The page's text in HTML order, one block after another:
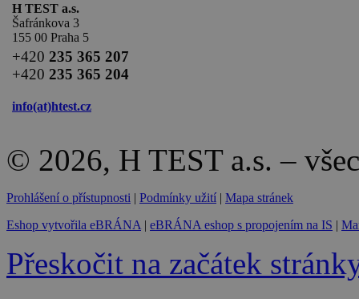
H TEST a.s.
Šafránkova 3
155 00 Praha 5
+420 235 365 207
+420 235 365 204
info(at)htest.cz
© 2026, H TEST a.s. –
Prohlášení o přístupnosti | Podmínky užití | Mapa stránek
Eshop vytvořila eBRÁNA | eBRÁNA eshop s propojením na IS |
Přeskočit na začátek